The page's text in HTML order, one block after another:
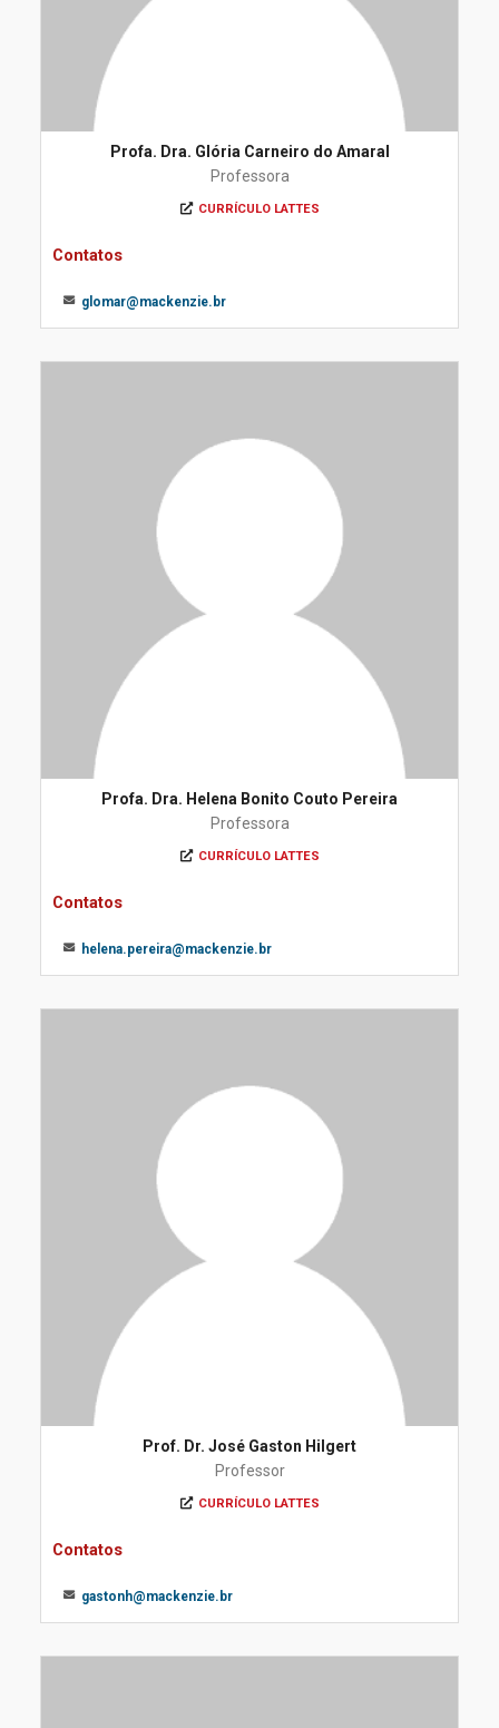
Profa. Dra. Glória Carneiro do Amaral
Professora
CURRÍCULO LATTES
Contatos
glomar@mackenzie.br
Profa. Dra. Helena Bonito Couto Pereira
Professora
CURRÍCULO LATTES
Contatos
helena.pereira@mackenzie.br
Prof. Dr. José Gaston Hilgert
Professor
CURRÍCULO LATTES
Contatos
gastonh@mackenzie.br